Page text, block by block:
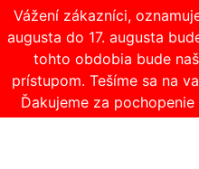
Vážení zákazníci,
augusta do 17. augusta
tohto obdobia bude
prístupom. Tešíme sa na
Ďakujeme za